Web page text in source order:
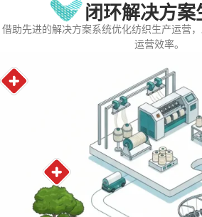
闭环解决方案
借助先进的解决方案系统优化纺织生产运营
运营效率。